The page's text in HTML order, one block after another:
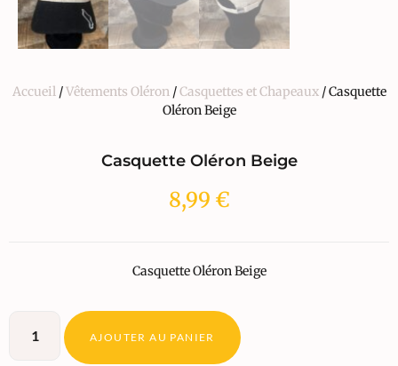
Accueil/Vêtements Oléron/Casquettes et Chapeaux/ Casquette
Oléron Beige
Casquette Oléron Beige
8,99 €
Casquette Oléron Beige
AJOUTER AU PANIER